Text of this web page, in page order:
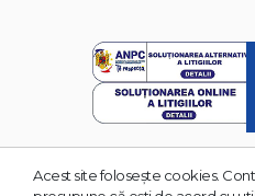
© 2026 Grupul Editorial
Acest site foloseşte cookies.